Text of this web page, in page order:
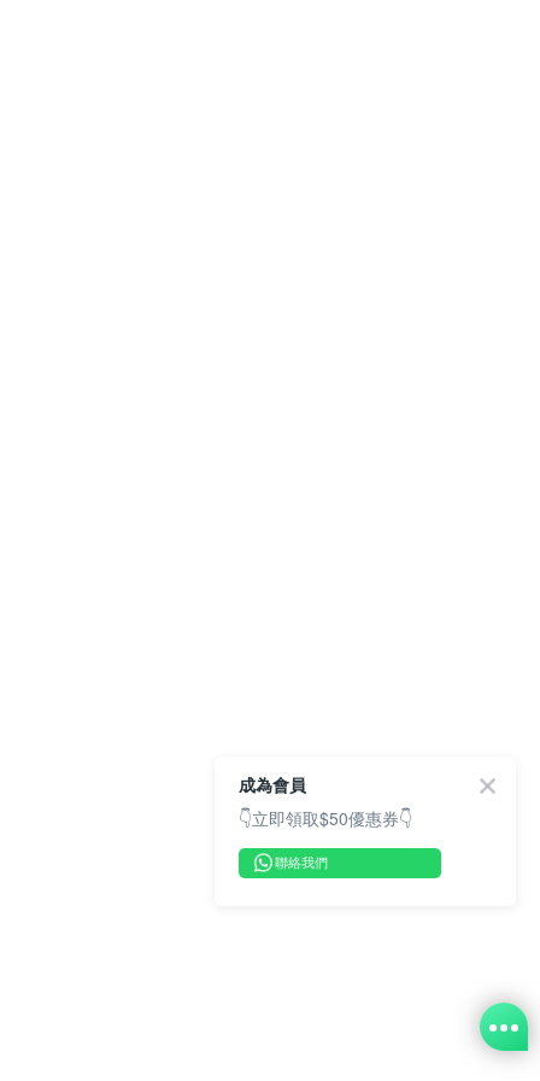
成為會員
👇立即領取$50優惠券👇
聯絡我們